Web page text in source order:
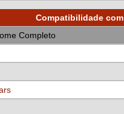
Compatibilidade
Completo